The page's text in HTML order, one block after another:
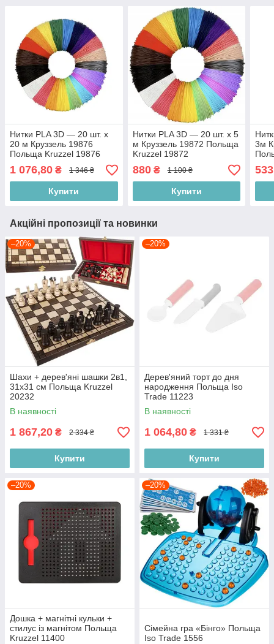
Нитки PLA 3D — 20 шт. х
20 м Круззель 19876
Польща Kruzzel 19876
1 076,80 ₴ 1 346 ₴
Купити
Нитки PLA 3D — 20 шт. х 5
м Круззель 19872 Польща
Kruzzel 19872
880₴ 1 100 ₴
Купити
3м
Акційні пропозиції та новинки
–20%
Шахи + дерев'яні шашки 2в1,
31х31 см Польща Kruzzel
20232
В наявності
1 867,20 ₴ 2 334 ₴
Купити
–20%
Дерев'яний торт до дня
народження Польща Iso
Trade 11223
В наявності
1 064,80 ₴ 1 331 ₴
Купити
–20%
Дошка + магнітні кульки +
стилус із магнітом Польща
Kruzzel 11400
–20%
Сімейна гра «Бінго» Польща
Iso Trade 1556